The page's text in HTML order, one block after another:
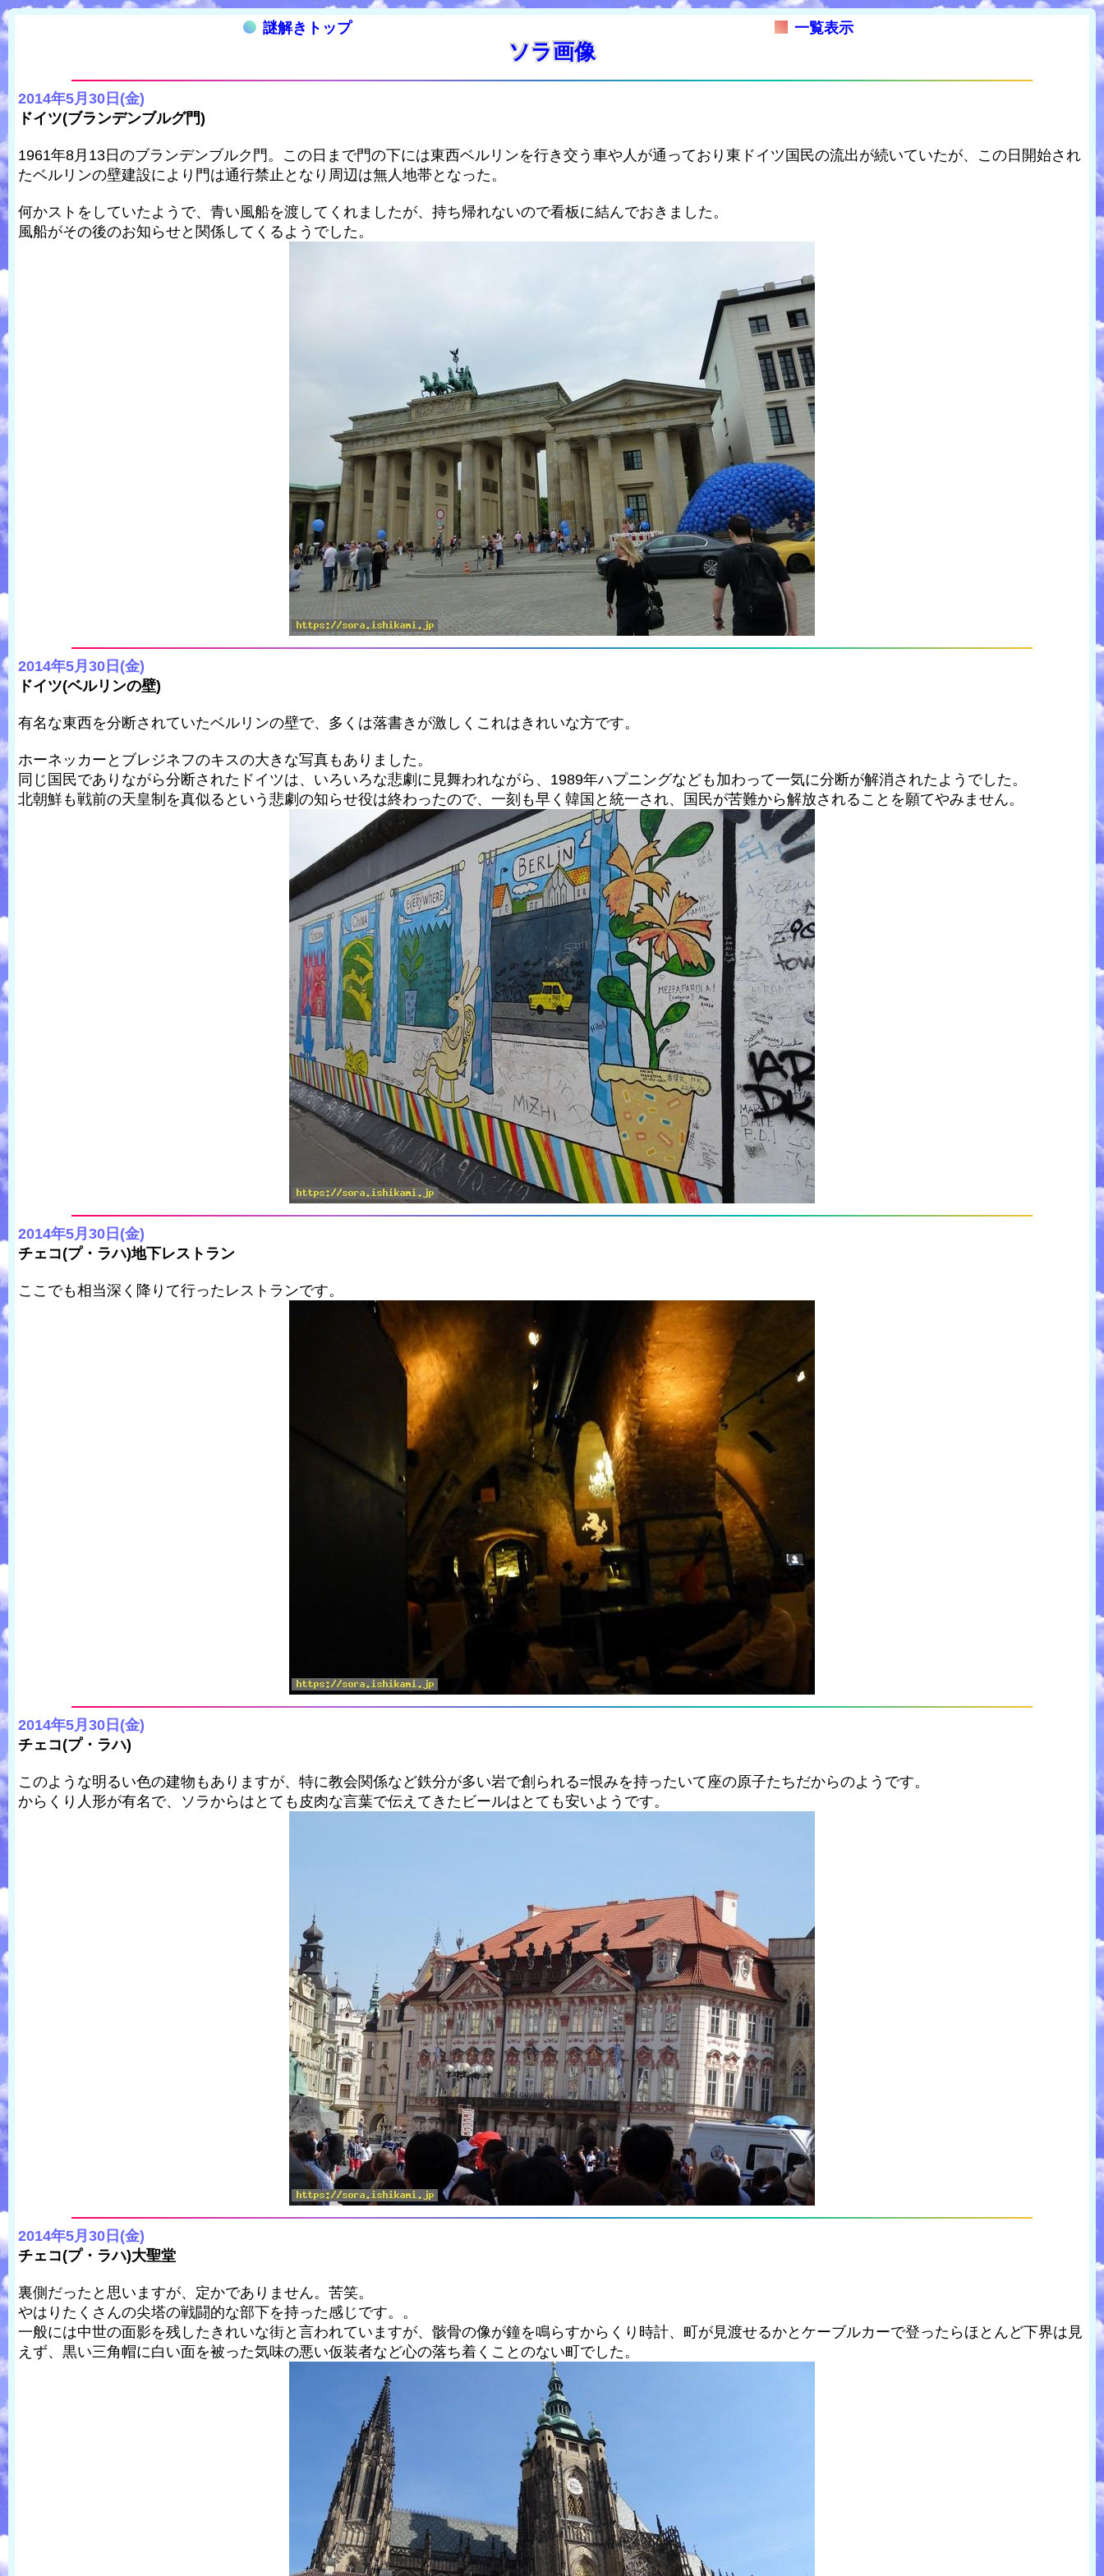
謎解きトップ 一覧表示
ソラ画像
2014年5月30日(金)
ドイツ(ブランデンブルグ門)
1961年8月13日のブランデンブルク門。この日まで門の下には東西ベルリンを行き交う車や人が通っており東ドイツ国民の流出が続いていたが、この日開始され
たベルリンの壁建設により門は通行禁止となり周辺は無人地帯となった。
何かストをしていたようで、青い風船を渡してくれましたが、持ち帰れないので看板に結んでおきました。
風船がその後のお知らせと関係してくるようでした。
2014年5月30日(金)
ドイツ(ベルリンの壁)
有名な東西を分断されていたベルリンの壁で、多くは落書きが激しくこれはきれいな方です。
ホーネッカーとブレジネフのキスの大きな写真もありました。
同じ国民でありながら分断されたドイツは、いろいろな悲劇に見舞われながら、1989年ハプニングなども加わって一気に分断が解消されたようでした。
北朝鮮も戦前の天皇制を真似るという悲劇の知らせ役は終わったので、一刻も早く韓国と統一され、国民が苦難から解放されることを願てやみません。
2014年5月30日(金)
チェコ(プ・ラハ)地下レストラン
ここでも相当深く降りて行ったレストランです。
2014年5月30日(金)
チェコ(プ・ラハ)
このような明るい色の建物もありますが、特に教会関係など鉄分が多い岩で創られる=恨みを持ったいて座の原子たちだからのようです。
からくり人形が有名で、ソラからはとても皮肉な言葉で伝えてきたビールはとても安いようです。
2014年5月30日(金)
チェコ(プ・ラハ)大聖堂
裏側だったと思いますが、定かでありません。苦笑。
やはりたくさんの尖塔の戦闘的な部下を持った感じです。。
一般には中世の面影を残したきれいな街と言われていますが、骸骨の像が鐘を鳴らすからくり時計、町が見渡せるかとケーブルカーで登ったらほとんど下界は見
えず、黒い三角帽に白い面を被った気味の悪い仮装者など心の落ち着くことのない町でした。